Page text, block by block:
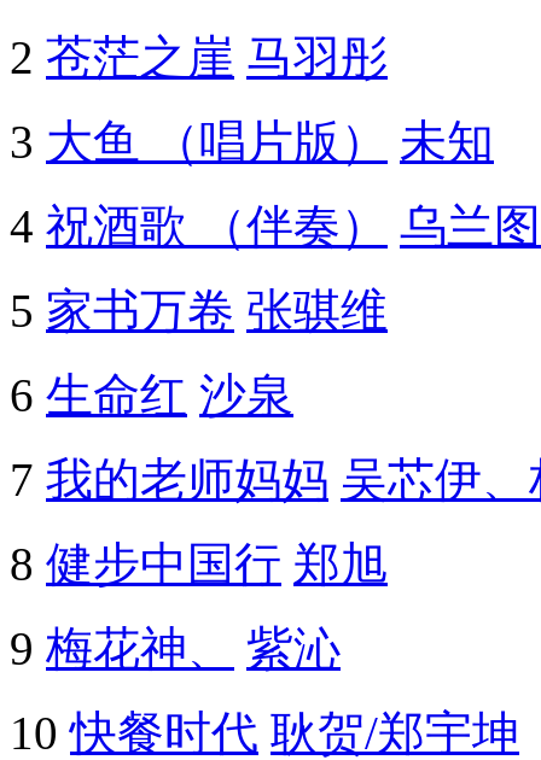
2 苍茫之崖 马羽彤
3 大鱼 （唱片版）
未知
4 祝酒歌 （伴奏）
乌兰
5 家书万卷 张骐维
6 生命红 沙泉
7 我的老师妈妈 吴芯伊
8 健步中国行 郑旭
9 梅花神、
紫沁
10 快餐时代 耿贺/郑宇坤